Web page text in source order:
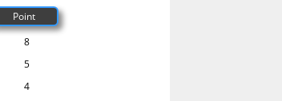
Point
8
5
4